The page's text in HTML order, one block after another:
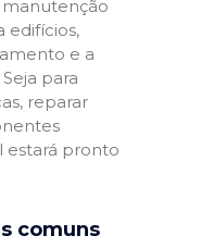
edifícios,
e a
para
reparar
estará pronto
comuns